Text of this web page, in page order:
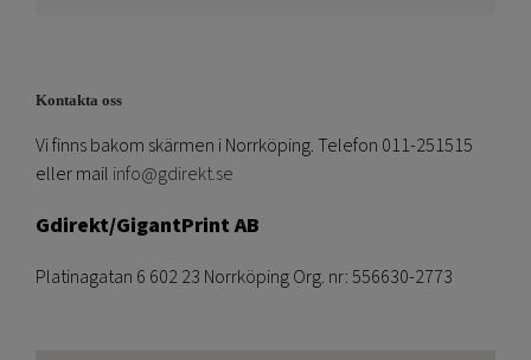
Kontakta oss
Vi finns bakom skärmen i Norrköping. Telefon 011-251515
eller mail info@gdirekt.se
Gdirekt/GigantPrint AB
Platinagatan 6 602 23 Norrköping Org. nr: 556630-2773